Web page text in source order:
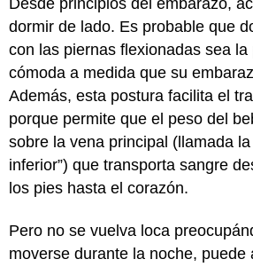
dormir de lado. Es probable que
con las piernas flexionadas sea la
cómoda a medida que su
Además, esta postura facilita el
porque permite que el peso del
sobre la vena principal (llamada la
inferior”) que transporta sangre
los pies hasta el corazón.
Pero no se vuelva loca
moverse durante la noche, puede